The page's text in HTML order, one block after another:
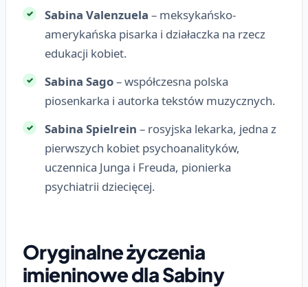
Sabina Valenzuela – meksykańsko-
amerykańska pisarka i działaczka na rzecz
edukacji kobiet.
Sabina Sago– współczesna polska
piosenkarka i autorka tekstów muzycznych.
Sabina Spielrein – rosyjska lekarka, jedna z
pierwszych kobiet psychoanalityków,
uczennica Junga i Freuda, pionierka
psychiatrii dziecięcej.
Oryginalne życzenia
imieninowe dla Sabiny